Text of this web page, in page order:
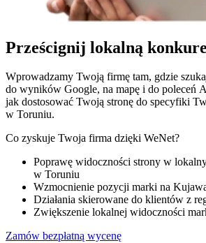
Prześcignij lokalną
Wprowadzamy Twoją firmę tam, gdzie
do wyników Google, na mapę i do poleceń
jak dostosować Twoją stronę do specyfiki
w Toruniu.
Co zyskuje Twoja firma dzięki WeNet?
Poprawę widoczności strony w
w Toruniu
Wzmocnienie pozycji marki na
Działania skierowane do klientów z
Zwiększenie lokalnej widoczności
Zamów bezpłatną wycenę